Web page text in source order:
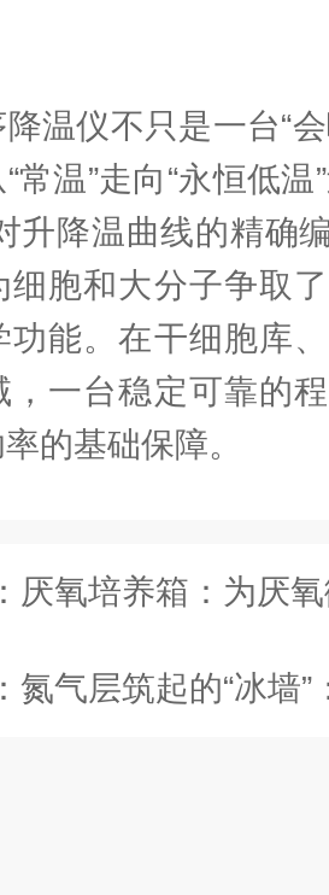
温仪不只是一台“
常温”走向“永恒低
升降温曲线的精确
细胞和大分子争取
功能。在干细胞库
，一台稳定可靠的
的基础保障。
厌氧培养箱：为厌氧微生物打
氮气层筑起的“冰墙”：隔氮型液